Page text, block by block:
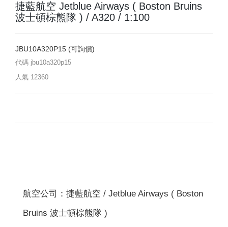
捷藍航空 Jetblue Airways ( Boston Bruins
波士頓棕熊隊 ) / A320 / 1:100
JBU10A320P15 (可詢價)
代碼 jbu10a320p15
人氣 12360
航空公司：捷藍航空 / Jetblue Airways ( Boston
Bruins 波士頓棕熊隊 )